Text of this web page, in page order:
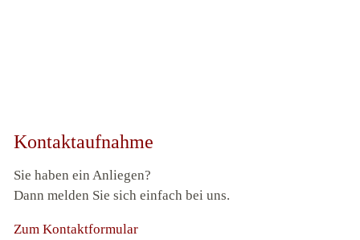
Kontaktaufnahme
Sie haben ein Anliegen?
Dann melden Sie sich einfach bei uns.
Zum Kontaktformular